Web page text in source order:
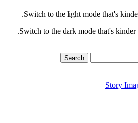
Switch to the light mode that's
Switch to the dark mode that's kinder
Search
Story